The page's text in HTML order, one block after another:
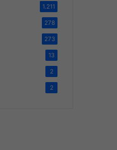
1.211
278
273
13
2
2